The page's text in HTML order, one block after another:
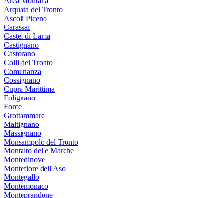
Arquata del Tronto
Ascoli Piceno
Carassai
Castel di Lama
Castignano
Castorano
Colli del Tronto
Comunanza
Cossignano
Cupra Marittima
Folignano
Force
Grottammare
Maltignano
Massignano
Monsampolo del Tronto
Montalto delle Marche
Montedinove
Montefiore dell'Aso
Montegallo
Montemonaco
Monteprandone